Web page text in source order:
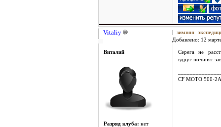
Vitaliy
зимняя
Добавлено: 12
Виталий
Разряд клуба: нет
Серега не
вдруг починят
CF MOTO 500-2A